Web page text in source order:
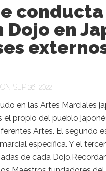
Dojo en
ON SEP 26, 2022
en las Artes Marciales
el propio del pueblo
Artes. El segundo
específica. Y el
de cada